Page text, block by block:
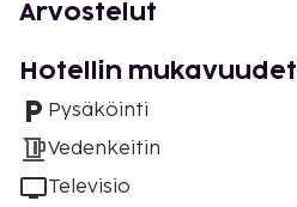
Arvostelut
Hotellin mukavuudet
Pysäköinti
Vedenkeitin
Televisio